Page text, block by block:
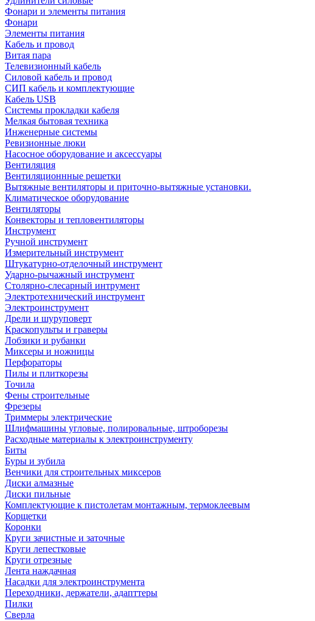
Фонари и элементы питания
Фонари
Элементы питания
Кабель и провод
Витая пара
Телевизионный кабель
Силовой кабель и провод
СИП кабель и комплектующие
Кабель USB
Системы прокладки кабеля
Мелкая бытовая техника
Инженерные системы
Ревизионные люки
Насосное оборудование и аксессуары
Вентиляция
Вентиляционнные решетки
Вытяжные вентиляторы и приточно-вытяжные установки.
Климатическое оборудование
Вентиляторы
Конвекторы и тепловентиляторы
Инструмент
Ручной инструмент
Измерительный инструмент
Штукатурно-отделочный инструмент
Ударно-рычажный инструмент
Столярно-слесарный интрумент
Электротехнический инструмент
Электроинструмент
Дрели и шуруповерт
Краскопульты и граверы
Лобзики и рубанки
Миксеры и ножницы
Перфораторы
Пилы и плиткорезы
Точила
Фены строительные
Фрезеры
Триммеры электрические
Шлифмашины угловые, полировальные, штроборезы
Расходные материалы к электроинструменту
Биты
Буры и зубила
Венчики для строительных миксеров
Диски алмазные
Диски пильные
Комплектующие к пистолетам монтажным, термоклеевым
Корщетки
Коронки
Круги зачистные и заточные
Круги лепестковые
Круги отрезные
Лента наждачная
Насадки для электроинструмента
Переходники, держатели, адапттеры
Пилки
Сверла